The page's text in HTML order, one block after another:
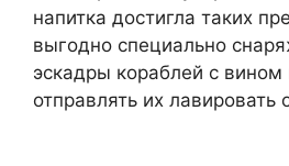
напитка достигла таких
выгодно специально
эскадры кораблей с вином
отправлять их лавировать